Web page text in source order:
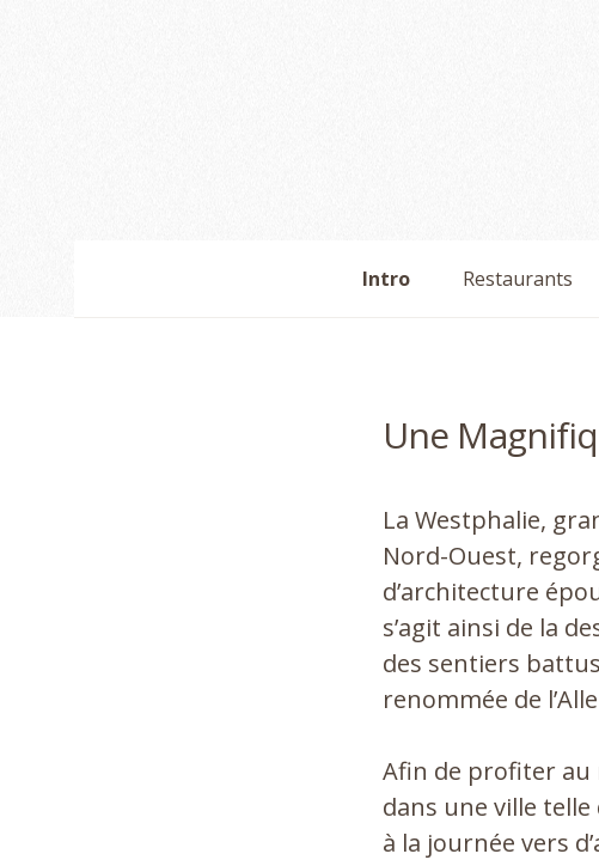
Intro Restaurants
Une
La Westphalie,
Nord-Ouest,
d’architecture
s’agit ainsi de la
des sentiers
renommée de
Afin de profiter au
dans une ville
à la journée vers